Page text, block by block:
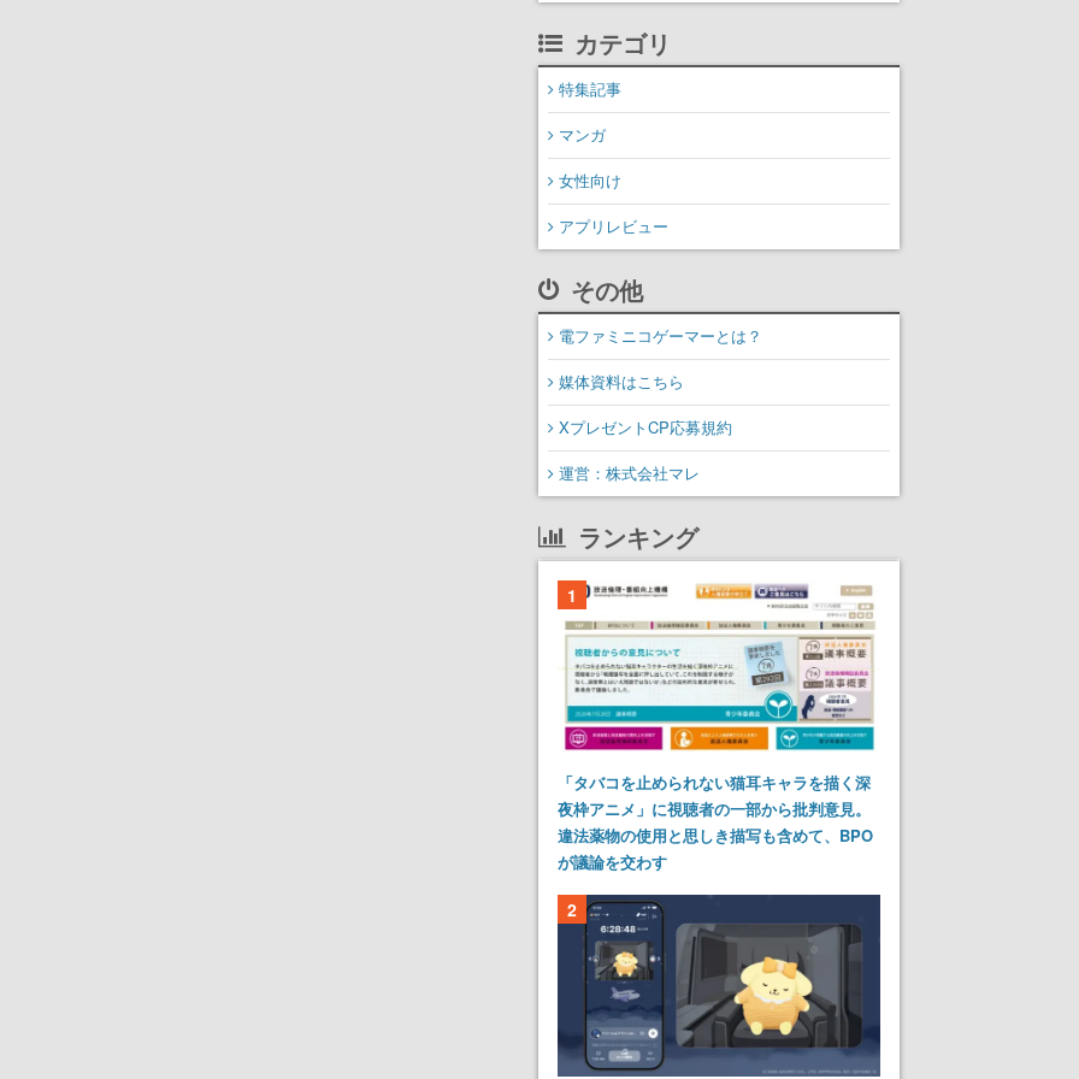
カテゴリ
特集記事
マンガ
女性向け
アプリレビュー
その他
電ファミニコゲーマーとは？
媒体資料はこちら
XプレゼントCP応募規約
運営：株式会社マレ
ランキング
1
「タバコを止められない猫耳キャラを描く深
夜枠アニメ」に視聴者の一部から批判意見。
違法薬物の使用と思しき描写も含めて、BPO
が議論を交わす
2